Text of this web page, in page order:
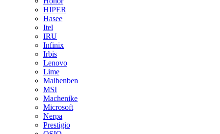
HIPER
Hasee
Itel
IRU
Infinix
Irbis
Lenovo
Lime
Maibenben
MSI
Machenike
Microsoft
Nerpa
Prestigio